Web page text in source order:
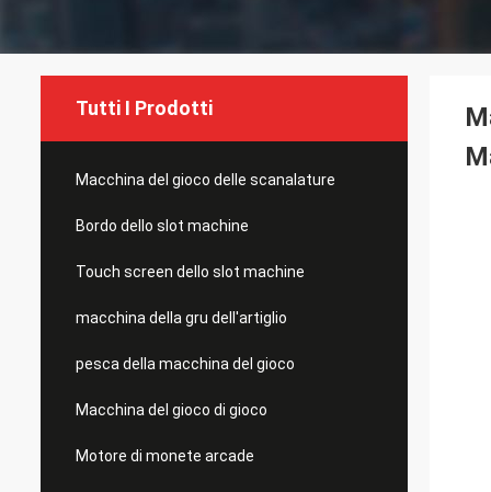
Tutti I Prodotti
Macchina del gioco delle scanalature
Bordo dello slot machine
Touch screen dello slot machine
macchina della gru dell'artiglio
pesca della macchina del gioco
Macchina del gioco di gioco
Motore di monete arcade